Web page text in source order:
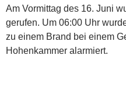
Am Vormittag des 16. Juni
gerufen. Um 06:00 Uhr
zu einem Brand bei einem
Hohenkammer alarmiert.